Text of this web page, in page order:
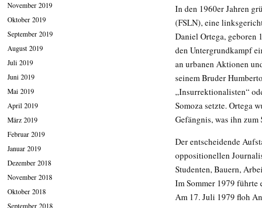
In den 1960er Jahren
(FSLN), eine
Daniel Ortega, geboren
den Untergrundkampf
an urbanen Aktionen
seinem Bruder
„Insurrektionalisten“
Somoza setzte. Ortega
Gefängnis, was ihn zum
Der entscheidende
oppositionellen
Studenten, Bauern,
Im Sommer 1979 führte
Am 17. Juli 1979 floh
November 2019
Oktober 2019
September 2019
August 2019
Juli 2019
Juni 2019
Mai 2019
April 2019
März 2019
Februar 2019
Januar 2019
Dezember 2018
November 2018
Oktober 2018
September 2018